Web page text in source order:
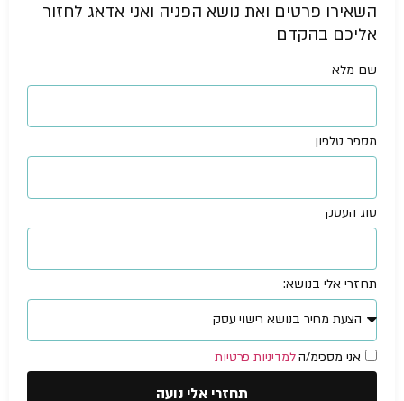
השאירו פרטים ואת נושא הפניה ואני אדאג לחזור
אליכם בהקדם
שם מלא
מספר טלפון
סוג העסק
תחזרי אלי בנושא:
אני מסכימ/הלמדיניות פרטיות
תחזרי אלי נועה